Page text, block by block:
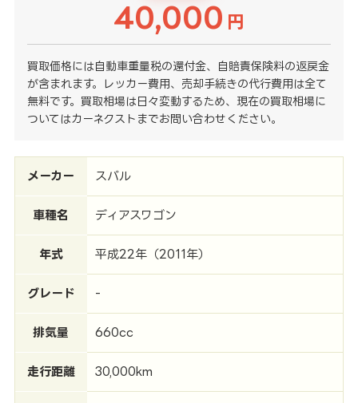
40,000 円
買取価格には自動車重量税の還付金、自賠責保険料の返戻金
が含まれます。レッカー費用、売却手続きの代行費用は全て
無料です。買取相場は日々変動するため、現在の買取相場に
ついてはカーネクストまでお問い合わせください。
メーカー スバル
車種名 ディアスワゴン
年式 平成22年（2011年）
グレード -
排気量 660cc
走行距離 30,000km